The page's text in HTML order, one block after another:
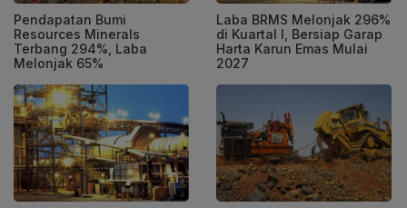
Pendapatan Bumi
Resources Minerals
Terbang 294%, Laba
Melonjak 65%
Laba BRMS Melonjak 296%
di Kuartal I, Bersiap Garap
Harta Karun Emas Mulai
2027